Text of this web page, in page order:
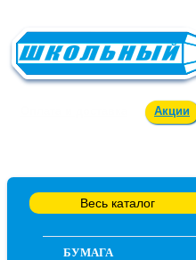
Акции
Весь каталог
БУМАГА